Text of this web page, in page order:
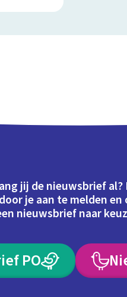
jij de nieuwsbrief al?
je aan te melden
nieuwsbrief naar
PO